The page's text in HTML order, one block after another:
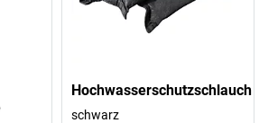
Hochwasserschutzschlauch
schwarz